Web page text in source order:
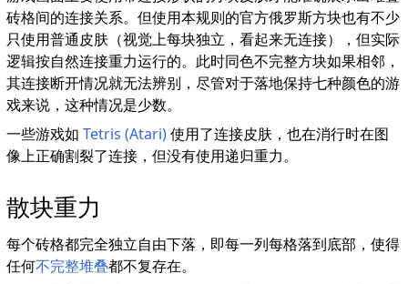
砖格间的连接关系。但使用本规则的官方俄罗斯方块也有不少
只使用普通皮肤（视觉上每块独立，看起来无连接），但实际
逻辑按自然连接重力运行的。此时同色不完整方块如果相邻，
其连接断开情况就无法辨别，尽管对于落地保持七种颜色的游
戏来说，这种情况是少数。
一些游戏如Tetris (Atari)使用了连接皮肤，也在消行时在图
像上正确割裂了连接，但没有使用递归重力。
散块重力
每个砖格都完全独立自由下落，即每一列每格落到底部，使得
任何不完整堆叠都不复存在。